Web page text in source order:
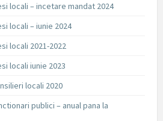
locali – incetare mandat 2024
locali – iunie 2024
locali 2021-2022
locali iunie 2023
locali 2020
publici – anual pana la